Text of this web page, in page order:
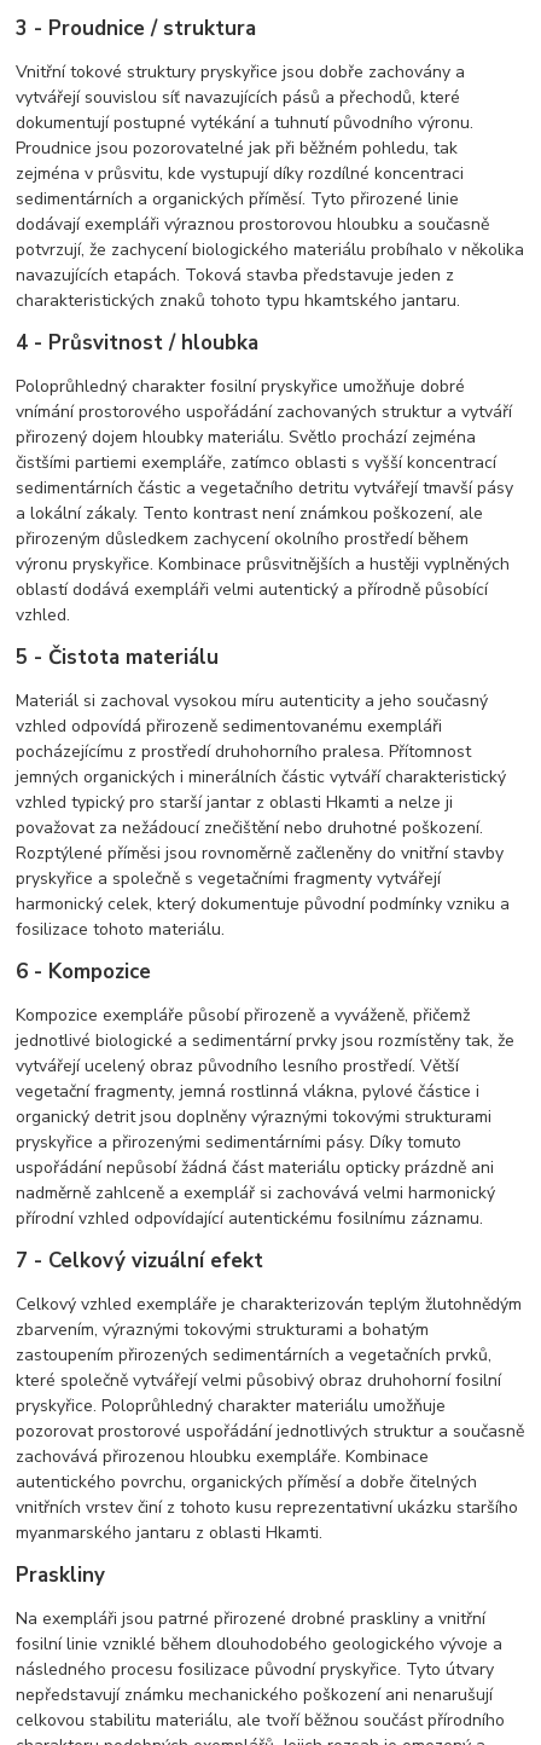
3 - Proudnice / struktura
Vnitřní tokové struktury pryskyřice jsou dobře zachovány a
vytvářejí souvislou síť navazujících pásů a přechodů, které
dokumentují postupné vytékání a tuhnutí původního výronu.
Proudnice jsou pozorovatelné jak při běžném pohledu, tak
zejména v průsvitu, kde vystupují díky rozdílné koncentraci
sedimentárních a organických příměsí. Tyto přirozené linie
dodávají exempláři výraznou prostorovou hloubku a současně
potvrzují, že zachycení biologického materiálu probíhalo v několika
navazujících etapách. Toková stavba představuje jeden z
charakteristických znaků tohoto typu hkamtského jantaru.
4 - Průsvitnost / hloubka
Poloprůhledný charakter fosilní pryskyřice umožňuje dobré
vnímání prostorového uspořádání zachovaných struktur a vytváří
přirozený dojem hloubky materiálu. Světlo prochází zejména
čistšími partiemi exempláře, zatímco oblasti s vyšší koncentrací
sedimentárních částic a vegetačního detritu vytvářejí tmavší pásy
a lokální zákaly. Tento kontrast není známkou poškození, ale
přirozeným důsledkem zachycení okolního prostředí během
výronu pryskyřice. Kombinace průsvitnějších a hustěji vyplněných
oblastí dodává exempláři velmi autentický a přírodně působící
vzhled.
5 - Čistota materiálu
Materiál si zachoval vysokou míru autenticity a jeho současný
vzhled odpovídá přirozeně sedimentovanému exempláři
pocházejícímu z prostředí druhohorního pralesa. Přítomnost
jemných organických i minerálních částic vytváří charakteristický
vzhled typický pro starší jantar z oblasti Hkamti a nelze ji
považovat za nežádoucí znečištění nebo druhotné poškození.
Rozptýlené příměsi jsou rovnoměrně začleněny do vnitřní stavby
pryskyřice a společně s vegetačními fragmenty vytvářejí
harmonický celek, který dokumentuje původní podmínky vzniku a
fosilizace tohoto materiálu.
6 - Kompozice
Kompozice exempláře působí přirozeně a vyváženě, přičemž
jednotlivé biologické a sedimentární prvky jsou rozmístěny tak, že
vytvářejí ucelený obraz původního lesního prostředí. Větší
vegetační fragmenty, jemná rostlinná vlákna, pylové částice i
organický detrit jsou doplněny výraznými tokovými strukturami
pryskyřice a přirozenými sedimentárními pásy. Díky tomuto
uspořádání nepůsobí žádná část materiálu opticky prázdně ani
nadměrně zahlceně a exemplář si zachovává velmi harmonický
přírodní vzhled odpovídající autentickému fosilnímu záznamu.
7 - Celkový vizuální efekt
Celkový vzhled exempláře je charakterizován teplým žlutohnědým
zbarvením, výraznými tokovými strukturami a bohatým
zastoupením přirozených sedimentárních a vegetačních prvků,
které společně vytvářejí velmi působivý obraz druhohorní fosilní
pryskyřice. Poloprůhledný charakter materiálu umožňuje
pozorovat prostorové uspořádání jednotlivých struktur a současně
zachovává přirozenou hloubku exempláře. Kombinace
autentického povrchu, organických příměsí a dobře čitelných
vnitřních vrstev činí z tohoto kusu reprezentativní ukázku staršího
myanmarského jantaru z oblasti Hkamti.
Praskliny
Na exempláři jsou patrné přirozené drobné praskliny a vnitřní
fosilní linie vzniklé během dlouhodobého geologického vývoje a
následného procesu fosilizace původní pryskyřice. Tyto útvary
nepředstavují známku mechanického poškození ani nenarušují
celkovou stabilitu materiálu, ale tvoří běžnou součást přírodního